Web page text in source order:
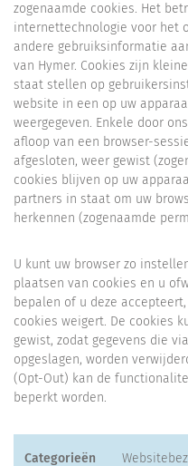
zogenaamde cookies. Het
internettechnologie voor het
andere gebruiksinformatie
van Hymer. Cookies zijn
staat stellen op
website in een op uw
weergegeven. Enkele door
afloop van een browser-
afgesloten, weer gewist
cookies blijven op uw
partners in staat om uw
herkennen (zogenaamde
U kunt uw browser zo
plaatsen van cookies en u
bepalen of u deze
cookies weigert. De cookies
gewist, zodat gegevens die
opgeslagen, worden
(Opt-Out) kan de
beperkt worden.
Categorieën